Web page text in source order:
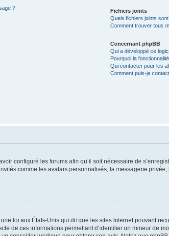
?
Fichiers joints
Quels fichiers joints
Comment trouver tous
Concernant phpBB
Qui a développé ce
Pourquoi la
Qui contacter pour les
Comment puis-je
configuré les forums afin qu’il soit nécessaire de
comme les avatars personnalisés, la messagerie
loi aux États-Unis qui dit que les sites Internet pouvant
de ces informations permettant d’identifier un mineur de